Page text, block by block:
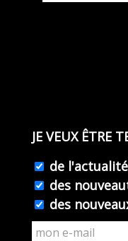
JE VEUX ÊTRE
de
des
des